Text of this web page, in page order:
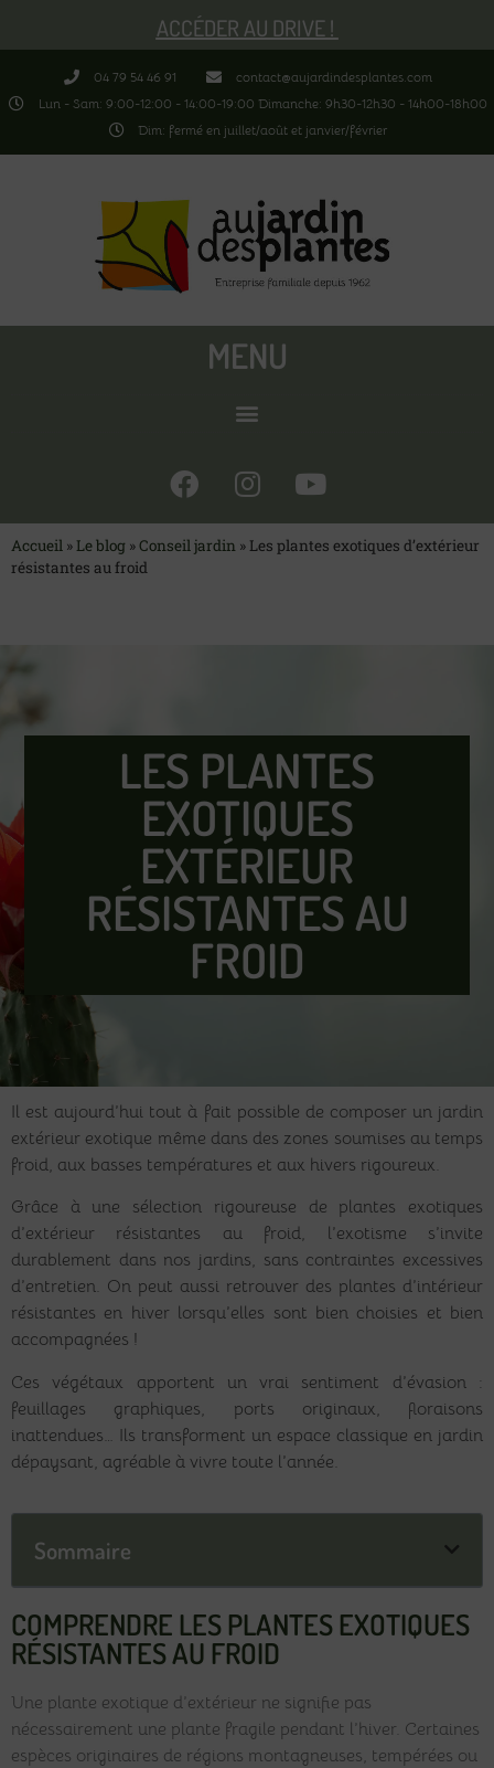
ACCÉDER AU DRIVE !
04 79 54 46 91
contact@aujardindesplantes.com
Lun - Sam: 9:00-12:00 - 14:00-19:00 Dimanche: 9h30-12h30 - 14h00-18h00
Dim: fermé en juillet/août et janvier/février
MENU
Accueil »Le blog »Conseil jardin »Les plantes exotiques d’extérieur
résistantes au froid
LES PLANTES
EXOTIQUES
EXTÉRIEUR
RÉSISTANTES AU
FROID
Il est aujourd’hui tout à fait possible de composer un jardin
extérieur exotique même dans des zones soumises au temps
froid, aux basses températures et aux hivers rigoureux.
Grâce à une sélection rigoureuse de plantes exotiques
d’extérieur résistantes au froid, l’exotisme s’invite
durablement dans nos jardins, sans contraintes excessives
d’entretien. On peut aussi retrouver des plantes d’intérieur
résistantes en hiver lorsqu’elles sont bien choisies et bien
accompagnées !
Ces végétaux apportent un vrai sentiment d’évasion :
feuillages graphiques, ports originaux, floraisons
inattendues… Ils transforment un espace classique en jardin
dépaysant, agréable à vivre toute l’année.
Sommaire
COMPRENDRE LES PLANTES EXOTIQUES
RÉSISTANTES AU FROID
Une plante exotique d’extérieur ne signifie pas
nécessairement une plante fragile pendant l’hiver. Certaines
espèces originaires de régions montagneuses, tempérées ou